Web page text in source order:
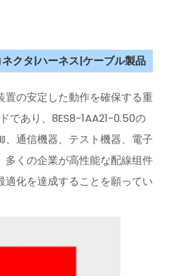
クタ|ハーネス|ケーブル製品
の安定した動作を確保する重
であり、8ES8-1AA21-0.50の
通信機器、テスト機器、電子
くの企業が高性能な配線组件
化を達成することを願ってい